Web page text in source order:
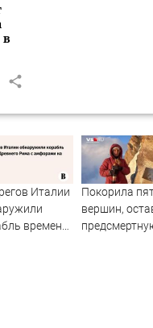
Италии
времен
Покорила
вершин,